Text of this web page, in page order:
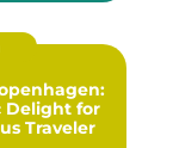
Delight for
Traveler